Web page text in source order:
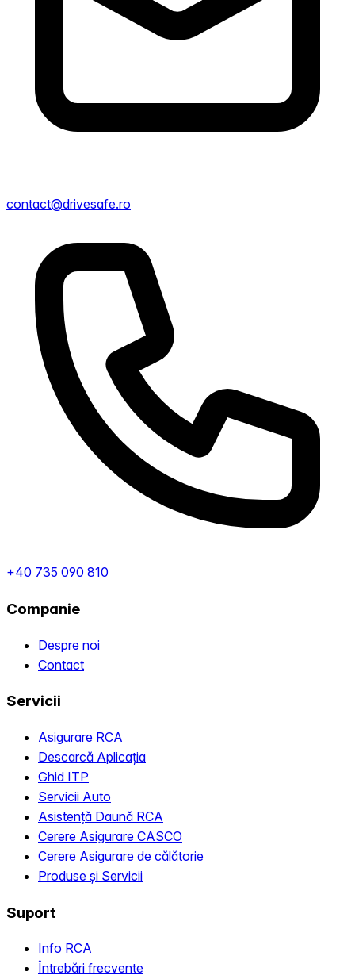
contact@drivesafe.ro
+40 735 090 810
Companie
Despre noi
Contact
Servicii
Asigurare RCA
Descarcă Aplicația
Ghid ITP
Servicii Auto
Asistență Daună RCA
Cerere Asigurare CASCO
Cerere Asigurare de călătorie
Produse și Servicii
Suport
Info RCA
Întrebări frecvente